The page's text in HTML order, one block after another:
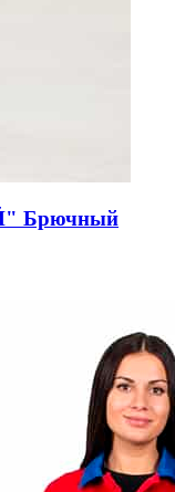
Брючный